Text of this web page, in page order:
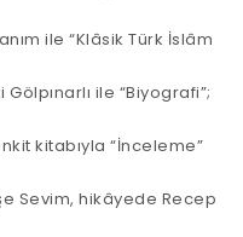
ile “Klâsik Türk İslâm
ile “Biyografi”;
kitabıyla “İnceleme”
Sevim, hikâyede Recep